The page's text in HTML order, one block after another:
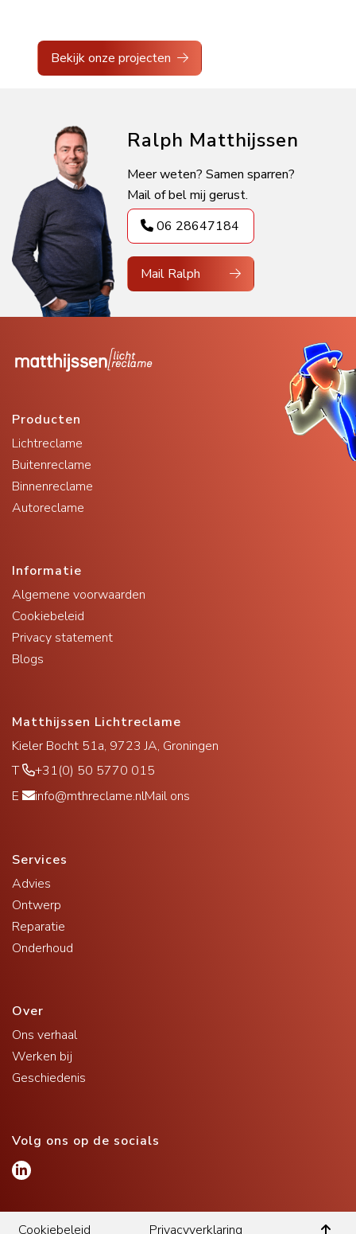
Bekijk onze projecten
Ralph Matthijssen
Meer weten? Samen sparren?
Mail of bel mij gerust.
06 28647184
Mail Ralph
Producten
Lichtreclame
Buitenreclame
Binnenreclame
Autoreclame
Informatie
Algemene voorwaarden
Cookiebeleid
Privacy statement
Blogs
Matthijssen Lichtreclame
Kieler Bocht 51a, 9723 JA, Groningen
T
+31(0) 50 5770 015
E
info@mthreclame.nlMail ons
Services
Advies
Ontwerp
Reparatie
Onderhoud
Over
Ons verhaal
Werken bij
Geschiedenis
Volg ons op de socials
Cookiebeleid Privacyverklaring